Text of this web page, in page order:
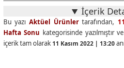
İçerik
Bu yazı Aktüel Ürünlertarafından,
Hafta Sonu kategorisinde yazılmıştır ve
içerik tam olarak 11 Kasım 2022 | 13:20